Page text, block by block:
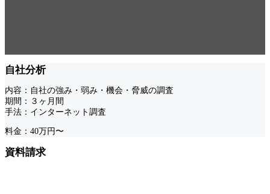
自社分析
内容：自社の強み・弱み・機会・脅威の調査
期間：３ヶ月間
手法：インターネット調査
料金：40万円〜
資料請求